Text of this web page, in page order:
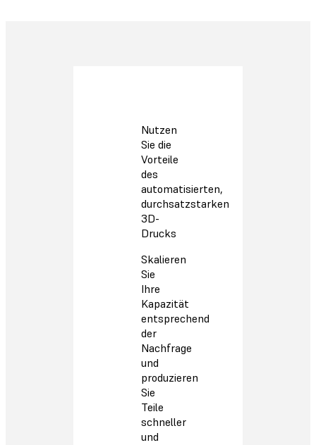
Nutzen
Sie die
Vorteile
des
automatisierten,
durchsatzstarken
3D-
Drucks
Skalieren
Sie
Ihre
Kapazität
entsprechend
der
Nachfrage
und
produzieren
Sie
Teile
schneller
und